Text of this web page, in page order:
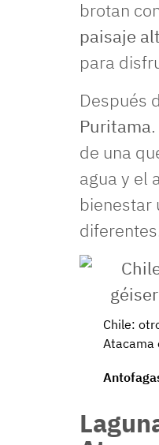
brotan
paisaje
para
Después
Puritama
de una
agua y el
bienestar
Chile:
Atacama